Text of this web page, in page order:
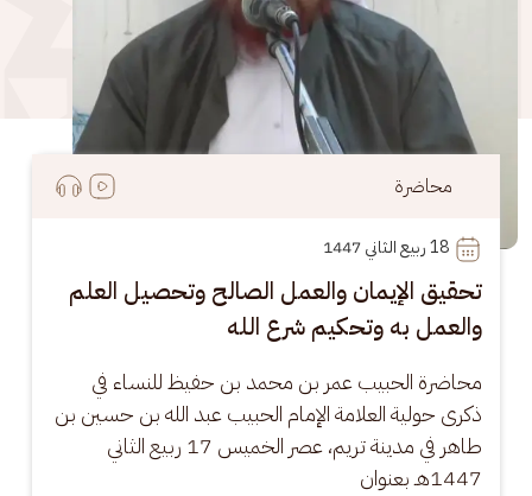
محاضرة
18
تحقيق الإيمان والعمل الصالح وتحصيل العلم
والعمل به وتحكيم شرع الله
محاضرة الحبيب عمر بن محمد بن حفيظ للنساء في
ذكرى حولية العلامة الإمام الحبيب عبد الله بن حسين بن
طاهر في مدينة تريم، عصر الخميس 17 ربيع الثاني
1447هـ بعنوان